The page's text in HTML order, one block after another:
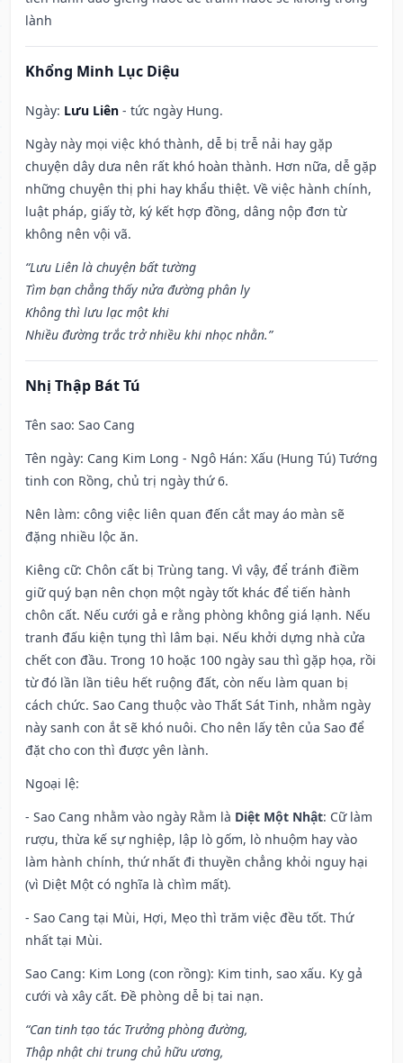
lành
Khổng Minh Lục Diệu
Ngày: Lưu Liên - tức ngày Hung.
Ngày này mọi việc khó thành, dễ bị trễ nải hay gặp
chuyện dây dưa nên rất khó hoàn thành. Hơn nữa, dễ gặp
những chuyện thị phi hay khẩu thiệt. Về việc hành chính,
luật pháp, giấy tờ, ký kết hợp đồng, dâng nộp đơn từ
không nên vội vã.
“Lưu Liên là chuyện bất tường
Tìm bạn chẳng thấy nửa đường phân ly
Không thì lưu lạc một khi
Nhiều đường trắc trở nhiều khi nhọc nhằn.”
Nhị Thập Bát Tú
Tên sao: Sao Cang
Tên ngày: Cang Kim Long - Ngô Hán: Xấu (Hung Tú) Tướng
tinh con Rồng, chủ trị ngày thứ 6.
Nên làm: công việc liên quan đến cắt may áo màn sẽ
đặng nhiều lộc ăn.
Kiêng cữ: Chôn cất bị Trùng tang. Vì vậy, để tránh điềm
giữ quý bạn nên chọn một ngày tốt khác để tiến hành
chôn cất. Nếu cưới gả e rằng phòng không giá lạnh. Nếu
tranh đấu kiện tụng thì lâm bại. Nếu khởi dựng nhà cửa
chết con đầu. Trong 10 hoặc 100 ngày sau thì gặp họa, rồi
từ đó lần lần tiêu hết ruộng đất, còn nếu làm quan bị
cách chức. Sao Cang thuộc vào Thất Sát Tinh, nhằm ngày
này sanh con ắt sẽ khó nuôi. Cho nên lấy tên của Sao để
đặt cho con thì được yên lành.
Ngoại lệ:
- Sao Cang nhằm vào ngày Rằm là Diệt Một Nhật: Cữ làm
rượu, thừa kế sự nghiệp, lập lò gốm, lò nhuộm hay vào
làm hành chính, thứ nhất đi thuyền chẳng khỏi nguy hại
(vì Diệt Một có nghĩa là chìm mất).
- Sao Cang tại Mùi, Hợi, Mẹo thì trăm việc đều tốt. Thứ
nhất tại Mùi.
Sao Cang: Kim Long (con rồng): Kim tinh, sao xấu. Kỵ gả
cưới và xây cất. Đề phòng dễ bị tai nạn.
“Can tinh tạo tác Trưởng phòng đường,
Thập nhật chi trung chủ hữu ương,